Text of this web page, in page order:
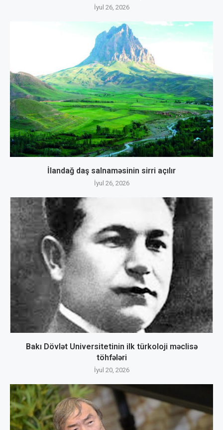
İyul 26, 2026
İlandağ daş salnaməsinin sirri açılır
İyul 26, 2026
Bakı Dövlət Universitetinin ilk türkoloji məclisə
töhfələri
İyul 20, 2026